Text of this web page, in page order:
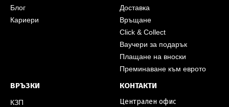
Блог
Кариери
Доставка
Връщане
Click & Collect
Ваучери за подарък
Плащане на вноски
Преминаване към еврото
ВРЪЗКИ
КЗП
КОНТАКТИ
Централен офис